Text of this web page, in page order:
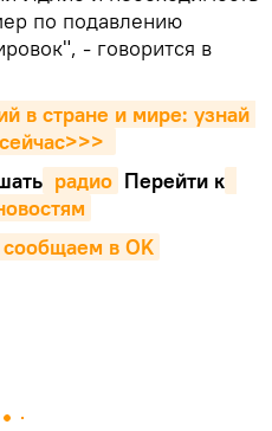
по подавлению
- говорится в
в стране и мире: узнай
радио Перейти к
в OK